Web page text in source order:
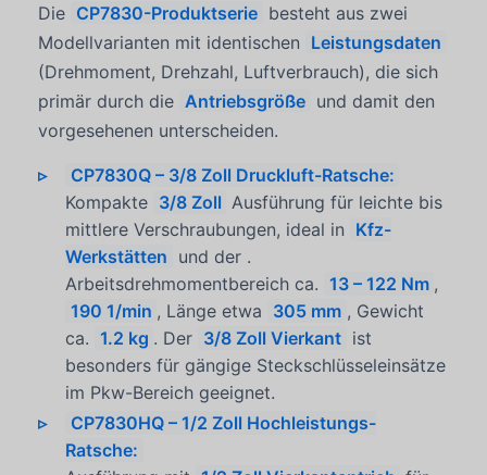
Die CP7830-Produktserie besteht aus zwei
Modellvarianten mit identischen Leistungsdaten
(Drehmoment, Drehzahl, Luftverbrauch), die sich
primär durch die Antriebsgröße und damit den
vorgesehenen unterscheiden.
CP7830Q – 3/8 Zoll Druckluft-Ratsche:
Kompakte 3/8 Zoll Ausführung für leichte bis
mittlere Verschraubungen, ideal in Kfz-
Werkstätten und der .
Arbeitsdrehmomentbereich ca. 13 – 122 Nm ,
190 1/min , Länge etwa 305 mm , Gewicht
ca. 1.2 kg . Der 3/8 Zoll Vierkant ist
besonders für gängige Steckschlüsseleinsätze
im Pkw-Bereich geeignet.
CP7830HQ – 1/2 Zoll Hochleistungs-
Ratsche: